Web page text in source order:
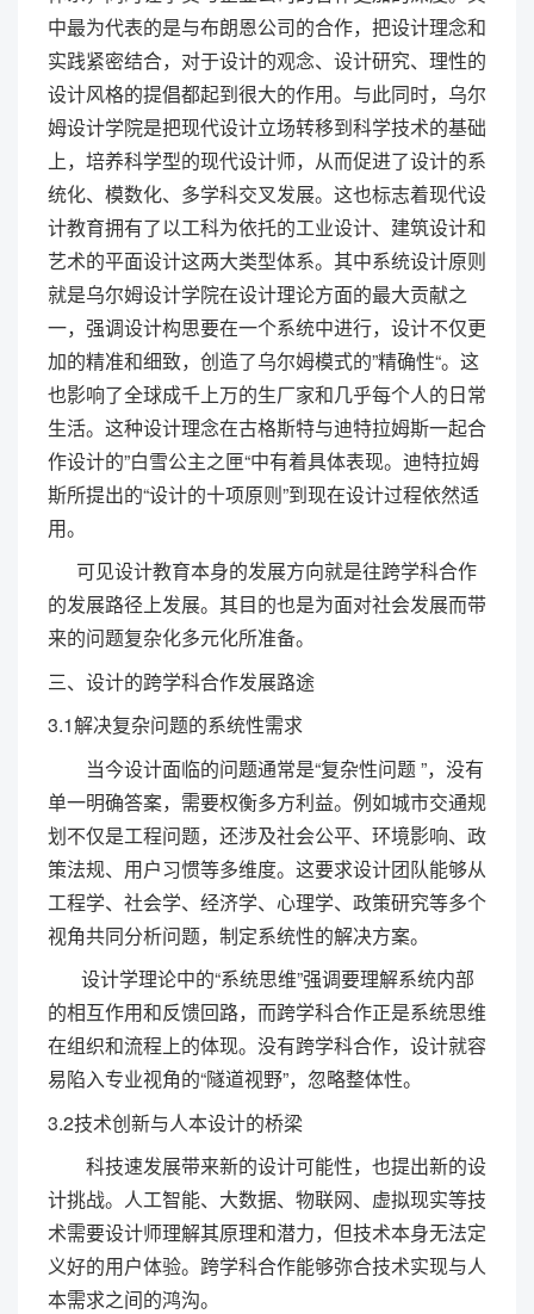
中最为代表的是与布朗恩公司的合作，把设计理念和
实践紧密结合，对于设计的观念、设计研究、理性的
设计风格的提倡都起到很大的作用。与此同时，乌尔
姆设计学院是把现代设计立场转移到科学技术的基础
上，培养科学型的现代设计师，从而促进了设计的系
统化、模数化、多学科交叉发展。这也标志着现代设
计教育拥有了以工科为依托的工业设计、建筑设计和
艺术的平面设计这两大类型体系。其中系统设计原则
就是乌尔姆设计学院在设计理论方面的最大贡献之
一，强调设计构思要在一个系统中进行，设计不仅更
加的精准和细致，创造了乌尔姆模式的”精确性“。这
也影响了全球成千上万的生厂家和几乎每个人的日常
生活。这种设计理念在古格斯特与迪特拉姆斯一起合
作设计的”白雪公主之匣“中有着具体表现。迪特拉姆
斯所提出的“设计的十项原则”到现在设计过程依然适
用。
可见设计教育本身的发展方向就是往跨学科合作
的发展路径上发展。其目的也是为面对社会发展而带
来的问题复杂化多元化所准备。
三、设计的跨学科合作发展路途
3.1解决复杂问题的系统性需求
当今设计面临的问题通常是“复杂性问题 ”，没有
单一明确答案，需要权衡多方利益。例如城市交通规
划不仅是工程问题，还涉及社会公平、环境影响、政
策法规、用户习惯等多维度。这要求设计团队能够从
工程学、社会学、经济学、心理学、政策研究等多个
视角共同分析问题，制定系统性的解决方案。
设计学理论中的“系统思维”强调要理解系统内部
的相互作用和反馈回路，而跨学科合作正是系统思维
在组织和流程上的体现。没有跨学科合作，设计就容
易陷入专业视角的“隧道视野”，忽略整体性。
3.2技术创新与人本设计的桥梁
科技速发展带来新的设计可能性，也提出新的设
计挑战。人工智能、大数据、物联网、虚拟现实等技
术需要设计师理解其原理和潜力，但技术本身无法定
义好的用户体验。跨学科合作能够弥合技术实现与人
本需求之间的鸿沟。